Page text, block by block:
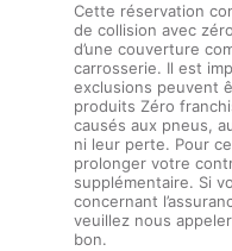
Cette réservation
de collision avec
d’une couverture
carrosserie. Il est
exclusions peuvent
produits Zéro
causés aux pneus,
ni leur perte. Pour
prolonger votre
supplémentaire. Si
concernant
veuillez nous
bon.